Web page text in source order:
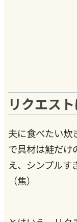
リクエス
夫に食べたい炊
で具材は鮭だけ
え、シンプル
（焦）